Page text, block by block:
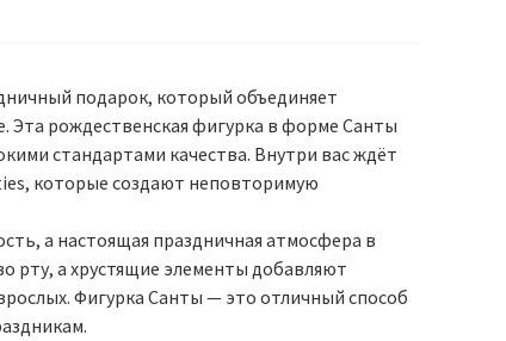
подарок, который объединяет
рождественская фигурка в форме Санты
стандартами качества. Внутри вас ждёт
которые создают неповторимую
а настоящая праздничная атмосфера в
рту, а хрустящие элементы добавляют
Фигурка Санты — это отличный способ